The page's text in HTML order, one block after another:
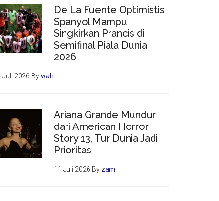
De La Fuente Optimistis
Spanyol Mampu
Singkirkan Prancis di
Semifinal Piala Dunia
2026
Juli 2026 Bywah
Ariana Grande Mundur
dari American Horror
Story 13, Tur Dunia Jadi
Prioritas
11 Juli 2026 By zam